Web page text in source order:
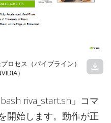
ロセス（パイプライン）
）
download
riva_start.sh」コマ
開始します。動作が正